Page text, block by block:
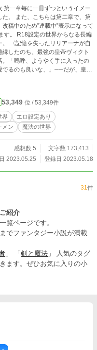
た。 また、こちらは第二章で、第
稿中のため”連載中”表示になって
なる長編
〈記憶を失ったリリアーナが自
したのち、最強の皇帝ヴィクト
。「嗚呼、ようやく手に入ったの
でるのも良いな、」──だが、皇国
らし五夜』──初夜の前に三人の
処は魔法の存在す
レベロン王国、ドラファルト竜王
エルフの郷、ドワーフの地下都
の世界を、人はこう呼ぶ。 そ
かず離れずで
男の戦いが繰り広げられるこの
歯車はその一つ、レベロン王国の
動き出す。 記憶もなく、魔法も使
がある仕様です。エロメイン小説
『皇国、慣らし五夜篇』はR18
話位を予想しています。 3．最後
変態が多めとなっています。特
だったり、とたまに出す閑話はコ
の国からなる不本意な世界へい
に囚われる』完結済、 ・MNで
題名で投稿中 https://novel
53,349 位 / 53,349件
界
エロ設定あり
メン 魔法の世界
感想数 5
文字数 173,413
2023.05.25
登録日 2023.05.18
31件
紹介
覧ページです。
でファンタジー小説が満載
」 「 剣と魔法 」 人気のタグ
ます。ぜひお気に入りの小